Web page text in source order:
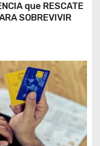
que RESCATE
SOBREVIVIR